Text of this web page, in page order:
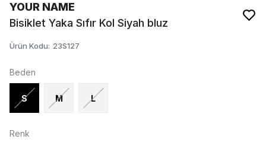
YOUR NAME
Bisiklet Yaka Sıfır Kol Siyah bluz
Ürün Kodu: 23S127
Beden
S M L
Renk